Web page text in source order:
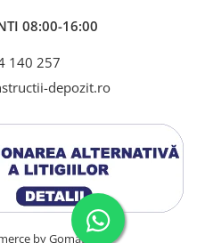
08:00-16:00
140 257
depozit.ro
by Gomag